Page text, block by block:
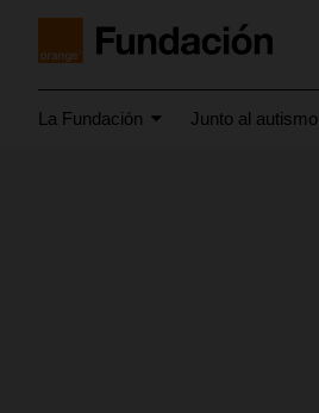
La Fundación Junto al autismo